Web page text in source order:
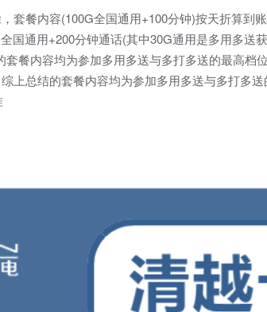
套餐内容(100G全国通用+100分钟)按天折算到账
国通用+200分钟通话(其中30G通用是多用多送
套餐内容均为参加多用多送与多打多送的最高档位
上总结的套餐内容均为参加多用多送与多打多